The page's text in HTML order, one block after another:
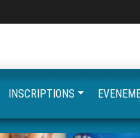
INSCRIPTIONS